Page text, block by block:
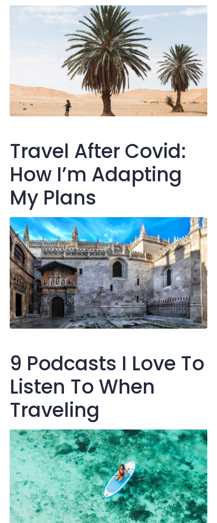
Travel After Covid:
How I’m Adapting
My Plans
9 Podcasts I Love To
Listen To When
Traveling